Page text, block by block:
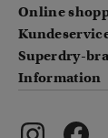
Online
Superdry-
Information